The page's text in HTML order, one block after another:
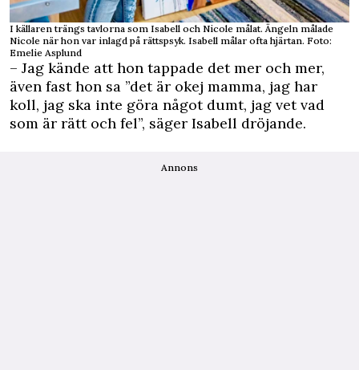
I källaren trängs tavlorna som Isabell och Nicole målat. Ängeln målade
Nicole när hon var inlagd på rättspsyk. Isabell målar ofta hjärtan. Foto:
Emelie Asplund
– Jag kände att hon tappade det mer och mer,
även fast hon sa ”det är okej mamma, jag har
koll, jag ska inte göra något dumt, jag vet vad
som är rätt och fel”, säger Isabell dröjande.
Annons